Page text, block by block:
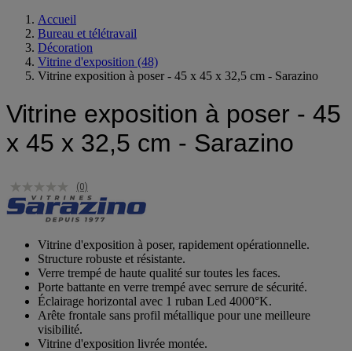
Accueil
Bureau et télétravail
Décoration
Vitrine d'exposition (48)
Vitrine exposition à poser - 45 x 45 x 32,5 cm - Sarazino
Vitrine exposition à poser - 45
x 45 x 32,5 cm - Sarazino
(0)
Vitrine d'exposition à poser, rapidement opérationnelle.
Structure robuste et résistante.
Verre trempé de haute qualité sur toutes les faces.
Porte battante en verre trempé avec serrure de sécurité.
Éclairage horizontal avec 1 ruban Led 4000°K.
Arête frontale sans profil métallique pour une meilleure
visibilité.
Vitrine d'exposition livrée montée.